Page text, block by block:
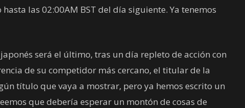
las 02:00AM BST del día siguiente. Ya tenemos
será el último, tras un día repleto de acción con
de su competidor más cercano, el titular de la
título que vaya a mostrar, pero ya hemos escrito un
que debería esperar un montón de cosas de